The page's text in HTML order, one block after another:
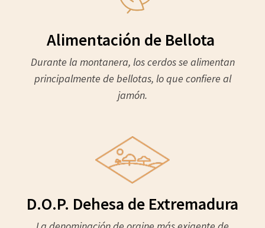
Alimentación de Bellota
Durante la montanera, los cerdos se alimentan
principalmente de bellotas, lo que confiere al
jamón.
D.O.P. Dehesa de Extremadura